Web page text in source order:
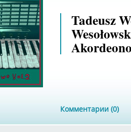
Tadeusz
Комментарии (0)